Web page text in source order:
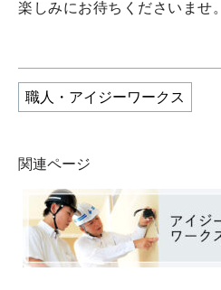
楽しみにお待ちくださいませ。
職人・アイジーワークス
関連ページ